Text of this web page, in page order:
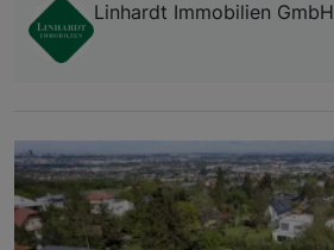
Linhardt Immobilien GmbH